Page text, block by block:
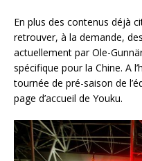
En plus des contenus déjà
retrouver, à la demande,
actuellement par Ole-
spécifique pour la Chine. A
tournée de pré-saison de
page d’accueil de Youku.